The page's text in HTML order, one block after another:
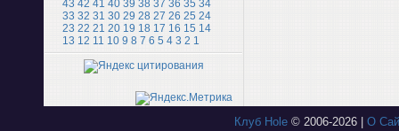
43 42 41 40 39 38 37 36 35 34
33 32 31 30 29 28 27 26 25 24
23 22 21 20 19 18 17 16 15 14
13 12 11 10 9 8 7 6 5 4 3 2 1
Клуб Hole© 2006-2026 | О